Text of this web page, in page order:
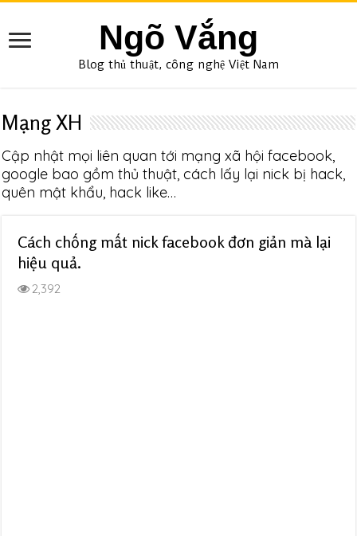
Ngõ Vắng
Blog thủ thuật, công nghệ Việt Nam
Mạng XH
Cập nhật mọi liên quan tới mạng xã hội facebook,
google bao gồm thủ thuật, cách lấy lại nick bị hack,
quên mật khẩu, hack like…
Cách chống mất nick facebook đơn giản mà lại
hiệu quả.
2,392